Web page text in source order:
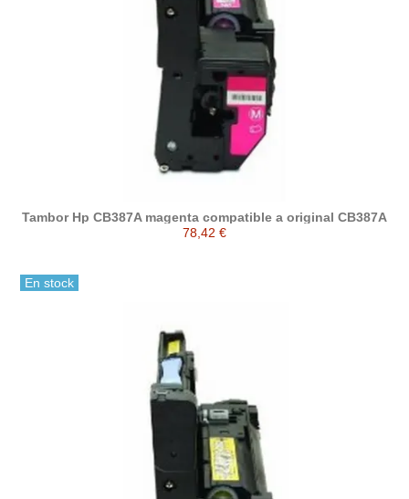
Tambor Hp CB387A magenta compatible a original CB387A
78,42 €
En stock